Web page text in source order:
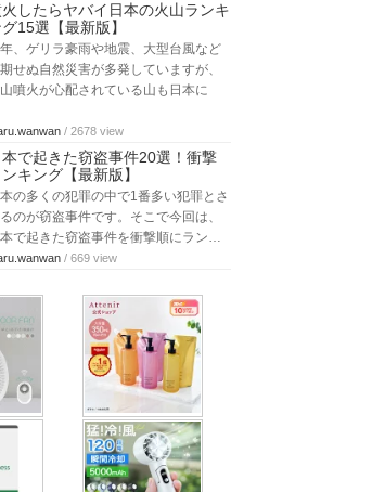
したらヤバイ日本の火山ランキ
グ15選【最新版】
、ゲリラ豪雨や地震、大型台風など
せぬ自然災害が多発していますが、
噴火が心配されている山も日本に
/ 2678 view
本で起きた窃盗事件20選！衝撃
キング【最新版】
の多くの犯罪の中で1番多い犯罪とさ
のが窃盗事件です。そこで今回は、
本で起きた窃盗事件を衝撃順にラン…
/ 669 view